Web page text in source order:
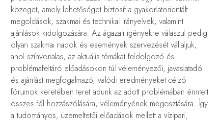
közeget, amely lehetőséget biztosít a gyakorlatorientált
megoldások, szakmai és technikai irányelvek, valamint
ajánlások kidolgozására. Az ágazati igényekre válaszul pedig
olyan szakmai napok és események szervezését vállaljuk,
ahol színvonalas, az aktuális témákat feldolgozó és
problémafeltáró előadásokon túl véleményezői, javaslatadó
és ajánlást megfogalmazó, valódi eredményeket célzó
fórumok keretében teret adunk az adott problémában érintett
összes fél hozzászólására, véleményének megosztására. Így
a tudományos, üzemeltetői előadások mellett a vízipari,